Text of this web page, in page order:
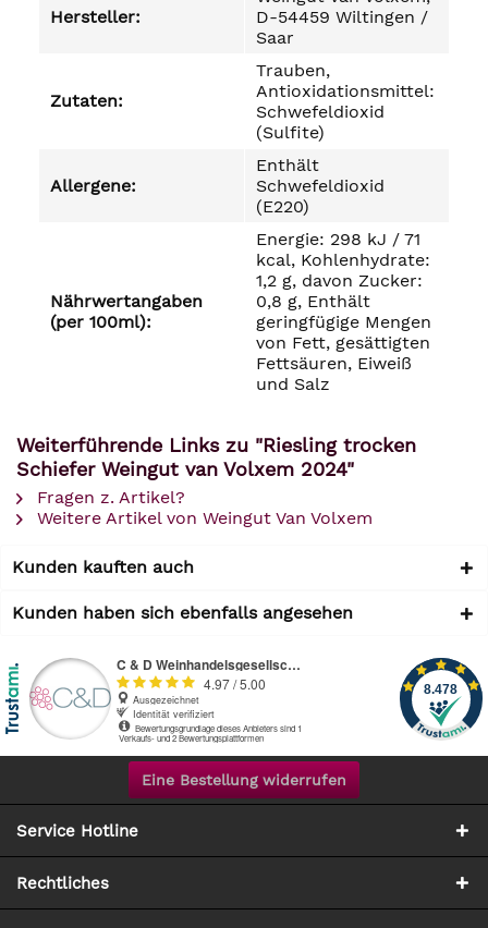
Hersteller:
D-54459 Wiltingen /
Saar
Zutaten:
Trauben,
Antioxidationsmittel:
Schwefeldioxid
(Sulfite)
Allergene:
Enthält
Schwefeldioxid
(E220)
Nährwertangaben
(per 100ml):
Energie: 298 kJ / 71
kcal, Kohlenhydrate:
1,2 g, davon Zucker:
0,8 g, Enthält
geringfügige Mengen
von Fett, gesättigten
Fettsäuren, Eiweiß
und Salz
Weiterführende Links zu "Riesling trocken
Schiefer Weingut van Volxem 2024"
Fragen z. Artikel?
Weitere Artikel von Weingut Van Volxem
Kunden kauften auch
Kunden haben sich ebenfalls angesehen
Eine Bestellung widerrufen
Service Hotline
Rechtliches